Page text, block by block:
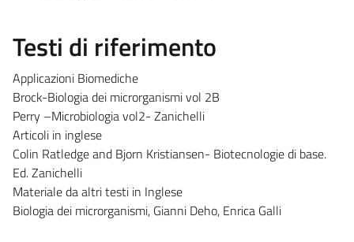
Testi di riferimento
Applicazioni Biomediche
Brock-Biologia dei microrganismi vol 2B
Perry –Microbiologia vol2- Zanichelli
Articoli in inglese
Colin Ratledge and Bjorn Kristiansen- Biotecnologie di base.
Ed. Zanichelli
Materiale da altri testi in Inglese
Biologia dei microrganismi, Gianni Deho, Enrica Galli